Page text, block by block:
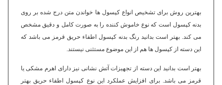
بهترین روش برای تشخیص انواع کپسول ها خواندن متن درج شده بر روی
بدنه کپسول است که نوع خاموش کننده را به صورت کامل و دقیق مشخص
می کند. بهتر است بدانید رنگ بدنه کپسول اطفاء حریق قرمز می باشد که
این دسته از کپسول ها هم از این موضوع مستثنی نیستند.
بهتر است بدانید این دسته از تجهیزات آتش نشانی نیز دارای اهرم مشکی یا
قرمز می باشد. برای افزایش عملکرد این نوع کپسول اطفاء حریق بهتر